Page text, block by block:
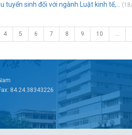
sinh đối với ngành Luật kinh tế,...
4 5 6 7 8 9 10 …
84.24.38343226